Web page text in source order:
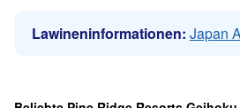
Lawineninformationen: Japan